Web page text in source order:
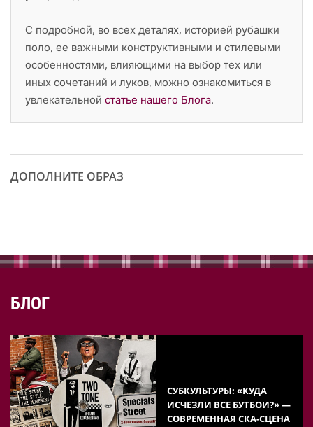
С подробной, во всех деталях, историей рубашки
поло, ее важными конструктивными и стилевыми
особенностями, влияющими на выбор тех или
иных сочетаний и луков, можно ознакомиться в
увлекательной статье нашего Блога.
ДОПОЛНИТЕ ОБРАЗ
БЛОГ
СУБКУЛЬТУРЫ: «КУДА
ИСЧЕЗЛИ ВСЕ БУТБОИ?» —
СОВРЕМЕННАЯ СКА-СЦЕНА